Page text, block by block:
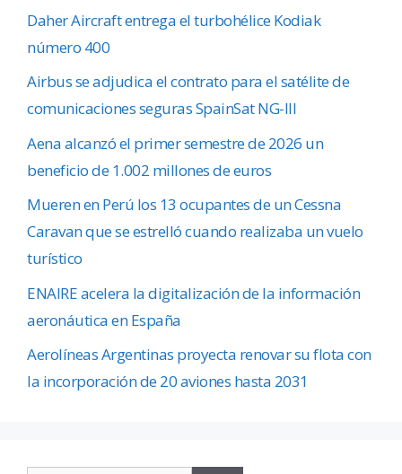
Daher Aircraft entrega el turbohélice Kodiak
número 400
Airbus se adjudica el contrato para el satélite de
comunicaciones seguras SpainSat NG-III
Aena alcanzó el primer semestre de 2026 un
beneficio de 1.002 millones de euros
Mueren en Perú los 13 ocupantes de un Cessna
Caravan que se estrelló cuando realizaba un vuelo
turístico
ENAIRE acelera la digitalización de la información
aeronáutica en España
Aerolíneas Argentinas proyecta renovar su flota con
la incorporación de 20 aviones hasta 2031